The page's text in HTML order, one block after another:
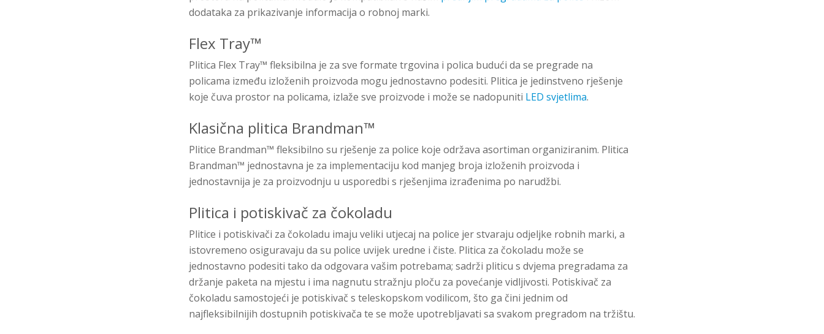
dodataka za prikazivanje informacija o robnoj marki.
Flex Tray™
Plitica Flex Tray™ fleksibilna je za sve formate trgovina i polica budući da se pregrade na
policama između izloženih proizvoda mogu jednostavno podesiti. Plitica je jedinstveno rješenje
koje čuva prostor na policama, izlaže sve proizvode i može se nadopuniti LED svjetlima.
Klasična plitica Brandman™
Plitice Brandman™ fleksibilno su rješenje za police koje održava asortiman organiziranim. Plitica
Brandman™ jednostavna je za implementaciju kod manjeg broja izloženih proizvoda i
jednostavnija je za proizvodnju u usporedbi s rješenjima izrađenima po narudžbi.
Plitica i potiskivač za čokoladu
Plitice i potiskivači za čokoladu imaju veliki utjecaj na police jer stvaraju odjeljke robnih marki, a
istovremeno osiguravaju da su police uvijek uredne i čiste. Plitica za čokoladu može se
jednostavno podesiti tako da odgovara vašim potrebama; sadrži pliticu s dvjema pregradama za
držanje paketa na mjestu i ima nagnutu stražnju ploču za povećanje vidljivosti. Potiskivač za
čokoladu samostojeći je potiskivač s teleskopskom vodilicom, što ga čini jednim od
najfleksibilnijih dostupnih potiskivača te se može upotrebljavati sa svakom pregradom na tržištu.